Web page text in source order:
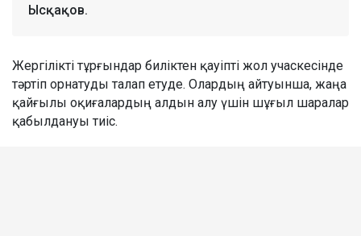
Ысқақов.
Жергілікті тұрғындар биліктен қауіпті жол учаскесінде
тәртіп орнатуды талап етуде. Олардың айтуынша, жаңа
қайғылы оқиғалардың алдын алу үшін шұғыл шаралар
қабылдануы тиіс.